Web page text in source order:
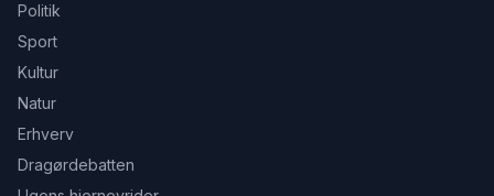
Politik
Sport
Kultur
Natur
Erhverv
Dragørdebatten